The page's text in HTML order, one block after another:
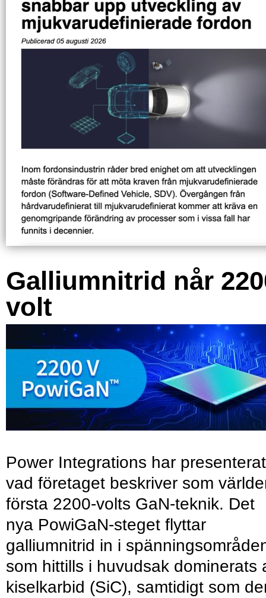
Galliumnitrid når
volt
Power Integrations har presenterat
vad företaget beskriver som
första 2200-volts GaN-teknik. Det
nya PowiGaN-steget flyttar
galliumnitrid in i
som hittills i huvudsak dominerats
kiselkarbid (SiC), samtidigt som